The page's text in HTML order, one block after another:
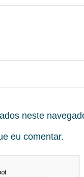
neste
eu comentar.